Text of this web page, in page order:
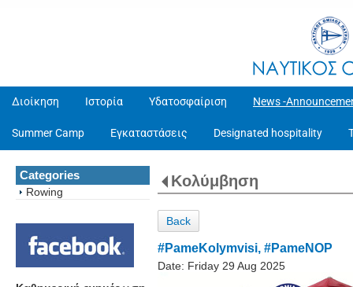
Διοίκηση Ιστορία Υδατοσφαίριση News -
Summer Camp Εγκαταστάσεις Designated hospitality
Categories
Rowing
Κολύμβηση
Back
#PameKolymvisi, #PameNOP
Date: Friday 29 Aug 2025